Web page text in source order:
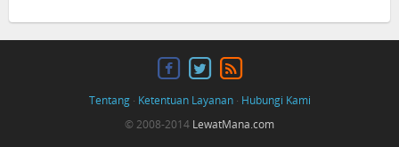
Tentang· Ketentuan Layanan· Hubungi Kami
© 2008-2014 LewatMana.com